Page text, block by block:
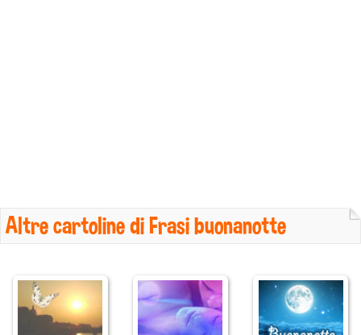
Altre cartoline di Frasi buonanotte